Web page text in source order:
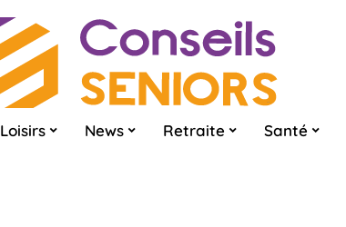
Loisirs News Retraite Santé